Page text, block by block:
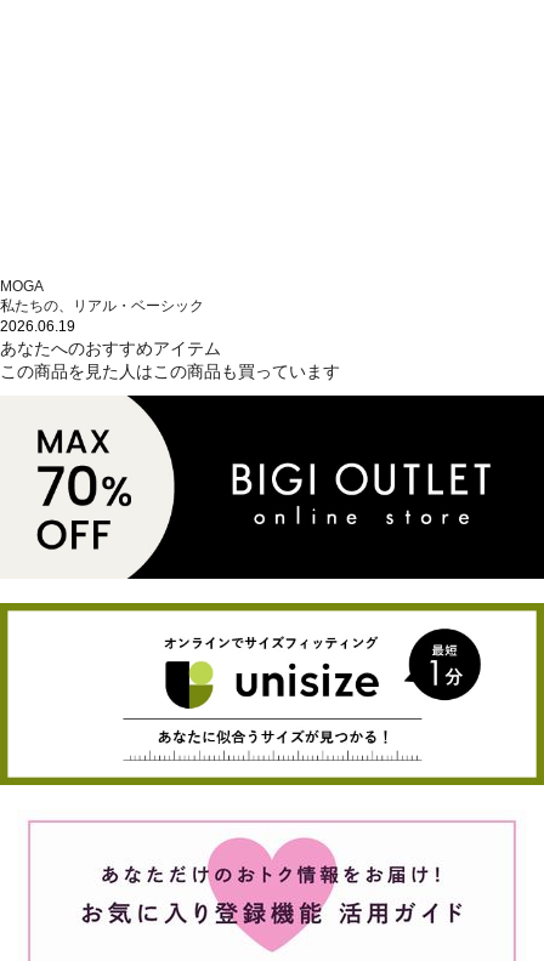
MOGA
私たちの、リアル・ベーシック
2026.06.19
あなたへのおすすめアイテム
この商品を見た人はこの商品も買っています